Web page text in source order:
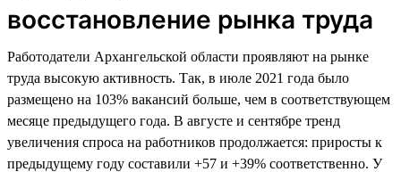
восстановление рынка труда
Работодатели Архангельской области проявляют на рынке
труда высокую активность. Так, в июле 2021 года было
размещено на 103% вакансий больше, чем в соответствующем
месяце предыдущего года. В августе и сентябре тренд
увеличения спроса на работников продолжается: приросты к
предыдущему году составили +57 и +39% соответственно. У